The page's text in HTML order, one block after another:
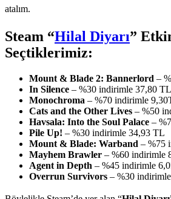
atalım.
Steam “Hilal Diyarı”
Seçtiklerimiz:
Mount & Blade 2: Bannerlord –
In Silence – %30 indirimle 37,80 TL
Monochroma – %70 indirimle
Cats and the Other Lives – %50
Havsala: Into the Soul Palace –
Pile Up! – %30 indirimle 34,93 TL
Mount & Blade: Warband – %75
Mayhem Brawler – %60 indirimle
Agent in Depth – %45 indirimle
Overrun Survivors – %30